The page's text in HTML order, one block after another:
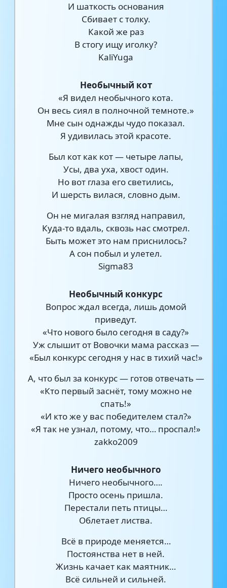
И шаткость основания
Сбивает с толку.
Какой же раз
В стогу ищу иголку?
KaliYuga
Необычный кот
«Я видел необычного кота.
Он весь сиял в полночной темноте.»
Мне сын однажды чудо показал.
Я удивилась этой красоте.
Был кот как кот — четыре лапы,
Усы, два уха, хвост один.
Но вот глаза его светились,
И шерсть вилася, словно дым.
Он не мигалая взгляд направил,
Куда-то вдаль, сквозь нас смотрел.
Быть может это нам приснилось?
А сон побыл и улетел.
Sigma83
Необычный конкурс
Вопрос ждал всегда, лишь домой
приведут.
«Что нового было сегодня в саду?»
Уж слышит от Вовочки мама рассказ —
«Был конкурс сегодня у нас в тихий час!»
А, что был за конкурс — готов отвечать —
«Кто первый заснёт, тому можно не
спать!»
«И кто же у вас победителем стал?»
«Я так не узнал, потому, что… проспал!»
zakko2009
Ничего необычного
Ничего необычного….
Просто осень пришла.
Перестали петь птицы…
Облетает листва.
Всё в природе меняется…
Постоянства нет в ней.
Жизнь качает как маятник…
Всё сильней и сильней.